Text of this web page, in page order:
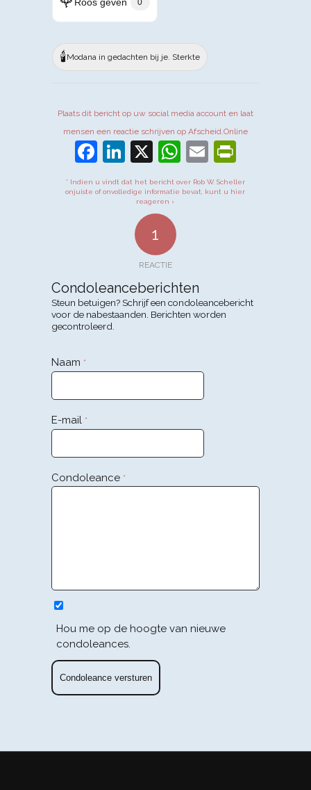
🕯️Modana in gedachten bij je. Sterkte
Plaats dit bericht op uw social media account en laat
mensen een reactie schrijven op Afscheid.Online
Facebook
LinkedIn
X WhatsApp
Email
* Indien u vindt dat het bericht over Rob W. Scheller
onjuiste of onvolledige informatie bevat, kunt u hier
reageren ›
1
REACTIE
Condoleanceberichten
Steun betuigen? Schrijf een condoleancebericht
voor de nabestaanden. Berichten worden
gecontroleerd.
Naam *
E-mail *
Condoleance *
Hou me op de hoogte van nieuwe
condoleances.